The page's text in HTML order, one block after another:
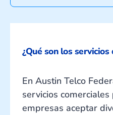
¿Qué son los servicios
En Austin Telco
servicios
empresas aceptar